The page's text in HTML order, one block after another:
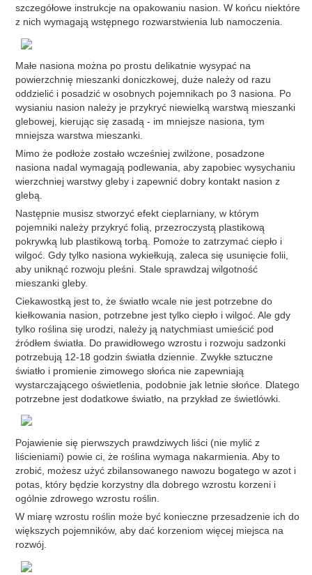
szczegółowe instrukcje na opakowaniu nasion. W końcu niektóre
z nich wymagają wstępnego rozwarstwienia lub namoczenia.
Małe nasiona można po prostu delikatnie wysypać na
powierzchnię mieszanki doniczkowej, duże należy od razu
oddzielić i posadzić w osobnych pojemnikach po 3 nasiona. Po
wysianiu nasion należy je przykryć niewielką warstwą mieszanki
glebowej, kierując się zasadą - im mniejsze nasiona, tym
mniejsza warstwa mieszanki.
Mimo że podłoże zostało wcześniej zwilżone, posadzone
nasiona nadal wymagają podlewania, aby zapobiec wysychaniu
wierzchniej warstwy gleby i zapewnić dobry kontakt nasion z
glebą.
Następnie musisz stworzyć efekt cieplarniany, w którym
pojemniki należy przykryć folią, przezroczystą plastikową
pokrywką lub plastikową torbą. Pomoże to zatrzymać ciepło i
wilgoć. Gdy tylko nasiona wykiełkują, zaleca się usunięcie folii,
aby uniknąć rozwoju pleśni. Stale sprawdzaj wilgotność
mieszanki gleby.
Ciekawostką jest to, że światło wcale nie jest potrzebne do
kiełkowania nasion, potrzebne jest tylko ciepło i wilgoć. Ale gdy
tylko roślina się urodzi, należy ją natychmiast umieścić pod
źródłem światła. Do prawidłowego wzrostu i rozwoju sadzonki
potrzebują 12-18 godzin światła dziennie. Zwykłe sztuczne
światło i promienie zimowego słońca nie zapewniają
wystarczającego oświetlenia, podobnie jak letnie słońce. Dlatego
potrzebne jest dodatkowe światło, na przykład ze świetlówki.
Pojawienie się pierwszych prawdziwych liści (nie mylić z
liścieniami) powie ci, że roślina wymaga nakarmienia. Aby to
zrobić, możesz użyć zbilansowanego nawozu bogatego w azot i
potas, który będzie korzystny dla dobrego wzrostu korzeni i
ogólnie zdrowego wzrostu roślin.
W miarę wzrostu roślin może być konieczne przesadzenie ich do
większych pojemników, aby dać korzeniom więcej miejsca na
rozwój.